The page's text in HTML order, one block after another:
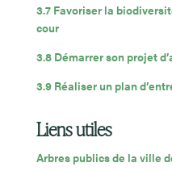
3.7 Favoriser la
cour
3.8 Démarrer son projet
3.9 Réaliser un plan
Liens utiles
Arbres publics de la ville